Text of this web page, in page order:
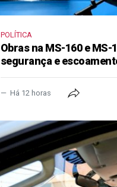
POLÍTICA
Obras na MS-160 e
segurança e
Há 12 horas